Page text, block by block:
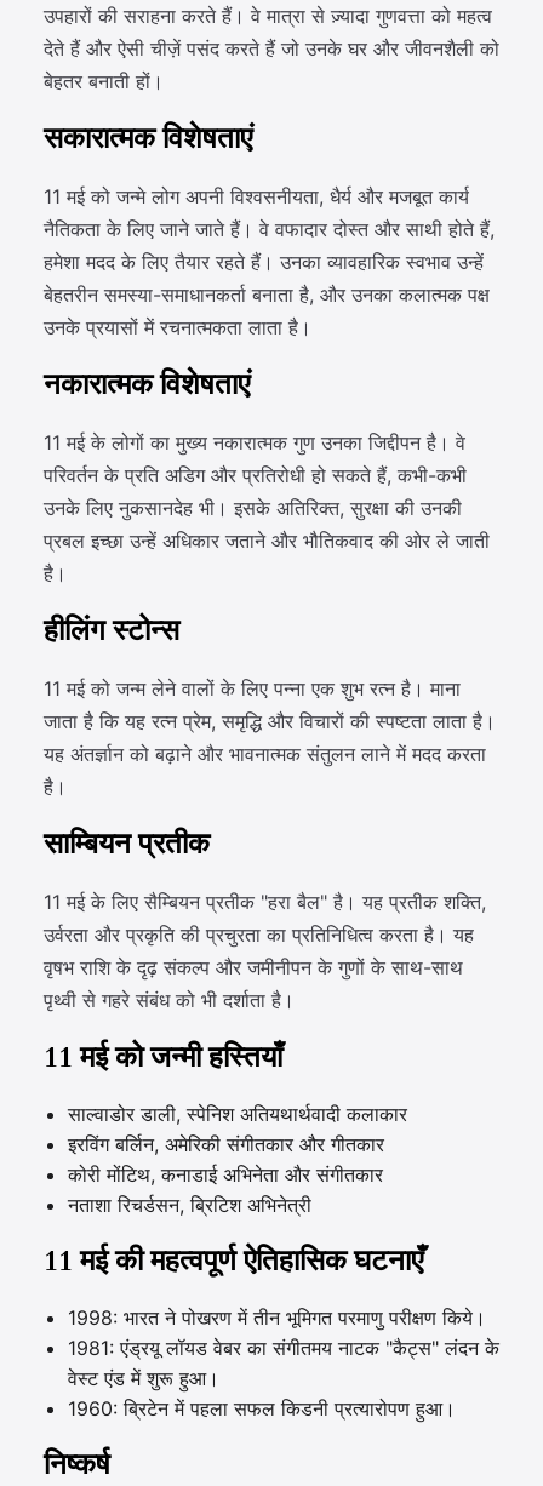
उपहारों की सराहना करते हैं। वे मात्रा से ज़्यादा गुणवत्ता को महत्व
देते हैं और ऐसी चीज़ें पसंद करते हैं जो उनके घर और जीवनशैली को
बेहतर बनाती हों।
सकारात्मक विशेषताएं
11 मई को जन्मे लोग अपनी विश्वसनीयता, धैर्य और मजबूत कार्य
नैतिकता के लिए जाने जाते हैं। वे वफादार दोस्त और साथी होते हैं,
हमेशा मदद के लिए तैयार रहते हैं। उनका व्यावहारिक स्वभाव उन्हें
बेहतरीन समस्या-समाधानकर्ता बनाता है, और उनका कलात्मक पक्ष
उनके प्रयासों में रचनात्मकता लाता है।
नकारात्मक विशेषताएं
11 मई के लोगों का मुख्य नकारात्मक गुण उनका जिद्दीपन है। वे
परिवर्तन के प्रति अडिग और प्रतिरोधी हो सकते हैं, कभी-कभी
उनके लिए नुकसानदेह भी। इसके अतिरिक्त, सुरक्षा की उनकी
प्रबल इच्छा उन्हें अधिकार जताने और भौतिकवाद की ओर ले जाती
है।
हीलिंग स्टोन्स
11 मई को जन्म लेने वालों के लिए पन्ना एक शुभ रत्न है। माना
जाता है कि यह रत्न प्रेम, समृद्धि और विचारों की स्पष्टता लाता है।
यह अंतर्ज्ञान को बढ़ाने और भावनात्मक संतुलन लाने में मदद करता
है।
साम्बियन प्रतीक
11 मई के लिए सैम्बियन प्रतीक "हरा बैल" है। यह प्रतीक शक्ति,
उर्वरता और प्रकृति की प्रचुरता का प्रतिनिधित्व करता है। यह
वृषभ राशि के दृढ़ संकल्प और जमीनीपन के गुणों के साथ-साथ
पृथ्वी से गहरे संबंध को भी दर्शाता है।
11 मई को जन्मी हस्तियाँ
साल्वाडोर डाली, स्पेनिश अतियथार्थवादी कलाकार
इरविंग बर्लिन, अमेरिकी संगीतकार और गीतकार
कोरी मोंटिथ, कनाडाई अभिनेता और संगीतकार
नताशा रिचर्डसन, ब्रिटिश अभिनेत्री
11 मई की महत्वपूर्ण ऐतिहासिक घटनाएँ
1998: भारत ने पोखरण में तीन भूमिगत परमाणु परीक्षण किये।
1981: एंड्रयू लॉयड वेबर का संगीतमय नाटक "कैट्स" लंदन के
वेस्ट एंड में शुरू हुआ।
1960: ब्रिटेन में पहला सफल किडनी प्रत्यारोपण हुआ।
निष्कर्ष